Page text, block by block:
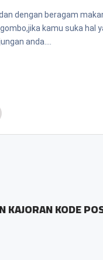
dengan beragam
kamu suka hal
anda....
pringombo